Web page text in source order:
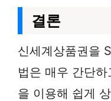
결론
신세계상품권을
법은 매우 간단
을 이용해 쉽게